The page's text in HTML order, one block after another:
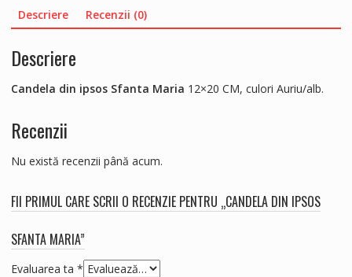
Descriere Recenzii (0)
Descriere
Candela din ipsos Sfanta Maria 12×20 CM, culori Auriu/alb.
Recenzii
Nu există recenzii până acum.
FII PRIMUL CARE SCRII O RECENZIE PENTRU „CANDELA DIN IPSOS
SFANTA MARIA”
Evaluarea ta *